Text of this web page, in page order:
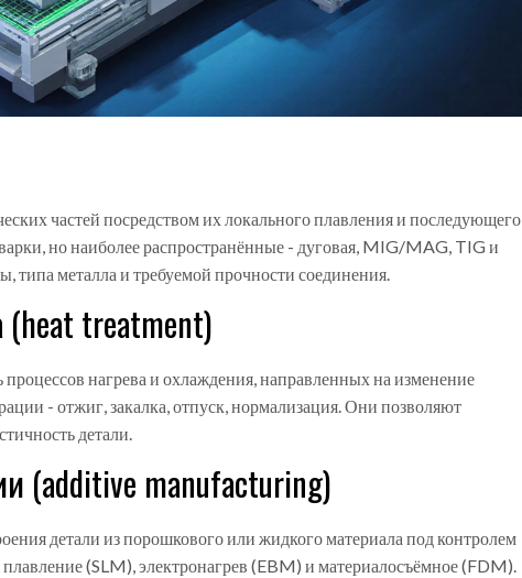
частей посредством их локального плавления и последующего
но наиболее распространённые - дуговая, MIG/MAG, TIG и
типа металла и требуемой прочности соединения.
(heat treatment)
процессов нагрева и охлаждения, направленных на изменение
- отжиг, закалка, отпуск, нормализация. Они позволяют
детали.
(additive manufacturing)
детали из порошкового или жидкого материала под контролем
(SLM), электронагрев (EBM) и материалосъёмное (FDM).